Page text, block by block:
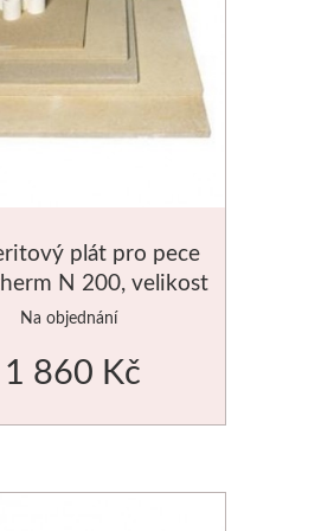
plát pro pece
N 200, velikost
490x420mm
Na objednání
1 860 Kč